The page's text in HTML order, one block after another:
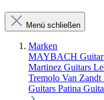
Menü schließen
Marken
MAYBACH
Martinez Guitars
Tremolo Van Zandt
Guitars Patina